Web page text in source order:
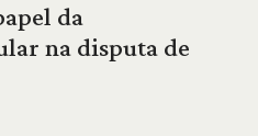
da
na disputa de